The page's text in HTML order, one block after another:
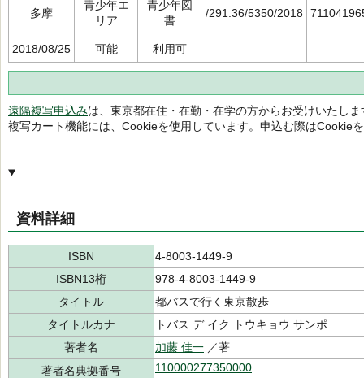
多摩
青少年エ
リア
青少年図
書
/291.36/5350/2018
2018/08/25 可能 利用可
遠隔複写申込みは、東京都在住・在勤・在学の方からお受けいたしま
複写カート機能には、Cookieを使用しています。申込む際はCookie
資料詳細
ISBN
4-8003-1449-9
ISBN13桁
978-4-8003-1449-9
タイトル
都バスで行く東京散歩
タイトルカナ
トバス デ イク トウキョウ サンポ
著者名
加藤 佳一 ／著
著者名典拠番号
110000277350000